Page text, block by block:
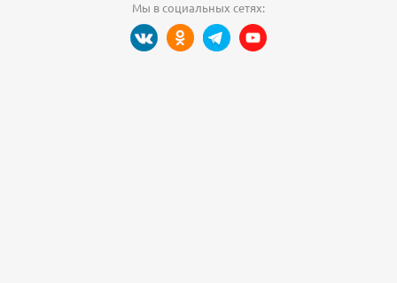
Мы в социальных сетях: